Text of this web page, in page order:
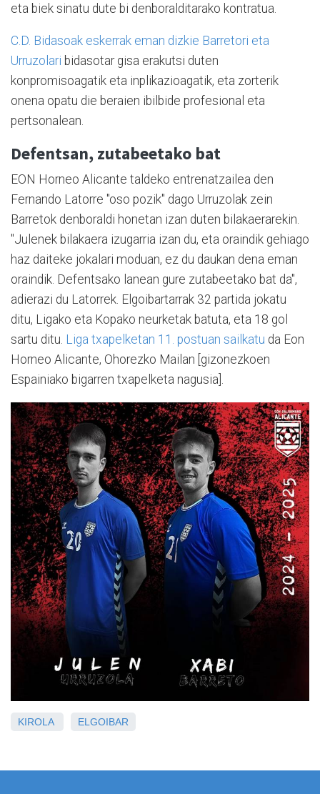
eta biek sinatu dute bi denboralditarako kontratua.
C.D. Bidasoak eskerrak eman dizkie Barretori eta
Urruzolari bidasotar gisa erakutsi duten
konpromisoagatik eta inplikazioagatik, eta zorterik
onena opatu die beraien ibilbide profesional eta
pertsonalean.
Defentsan, zutabeetako bat
EON Horneo Alicante taldeko entrenatzailea den
Fernando Latorre "oso pozik" dago Urruzolak zein
Barretok denboraldi honetan izan duten bilakaerarekin.
"Julenek bilakaera izugarria izan du, eta oraindik gehiago
haz daiteke jokalari moduan, ez du daukan dena eman
oraindik. Defentsako lanean gure zutabeetako bat da",
adierazi du Latorrek. Elgoibartarrak 32 partida jokatu
ditu, Ligako eta Kopako neurketak batuta, eta 18 gol
sartu ditu. Liga txapelketan 11. postuan sailkatu da Eon
Horneo Alicante, Ohorezko Mailan [gizonezkoen
Espainiako bigarren txapelketa nagusia].
KIROLA ELGOIBAR